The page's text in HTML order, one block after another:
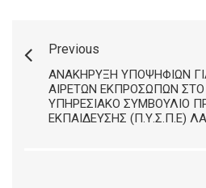
Previous
ΑΝΑΚΉΡΥΞΗ ΥΠΟΨΗΦΊΩΝ
ΑΙΡΕΤΏΝ ΕΚΠΡΟΣΏΠΩΝ ΣΤΟ
ΥΠΗΡΕΣΙΑΚΌ ΣΥΜΒΟΎΛΙΟ
ΕΚΠΑΊΔΕΥΣΗΣ (Π.Υ.Σ.Π.Ε)